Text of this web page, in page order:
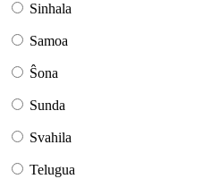
Sinhala
Samoa
Ŝona
Sunda
Svahila
Telugua